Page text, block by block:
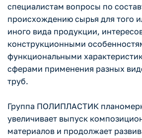
специалистам вопросы по
происхождению сырья для того
иного вида продукции,
конструкционными
функциональными
сферами применения разных
труб.
Группа ПОЛИПЛАСТИК
увеличивает выпуск
материалов и продолжает